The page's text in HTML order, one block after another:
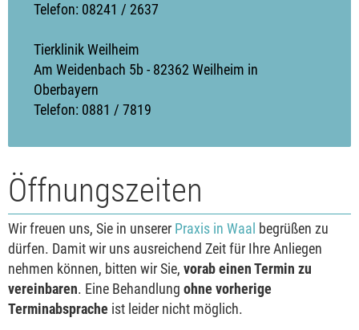
Telefon: 08241 / 2637
Tierklinik Weilheim
Am Weidenbach 5b - 82362 Weilheim in
Oberbayern
Telefon: 0881 / 7819
Öffnungszeiten
Wir freuen uns, Sie in unserer Praxis in Waal begrüßen zu
dürfen. Damit wir uns ausreichend Zeit für Ihre Anliegen
nehmen können, bitten wir Sie, vorab einen Termin zu
vereinbaren. Eine Behandlung ohne vorherige
Terminabsprache ist leider nicht möglich.